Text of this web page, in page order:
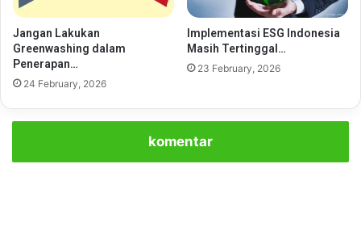
Jangan Lakukan
Greenwashing dalam
Penerapan…
24 February, 2026
Implementasi ESG Indonesia
Masih Tertinggal…
23 February, 2026
komentar